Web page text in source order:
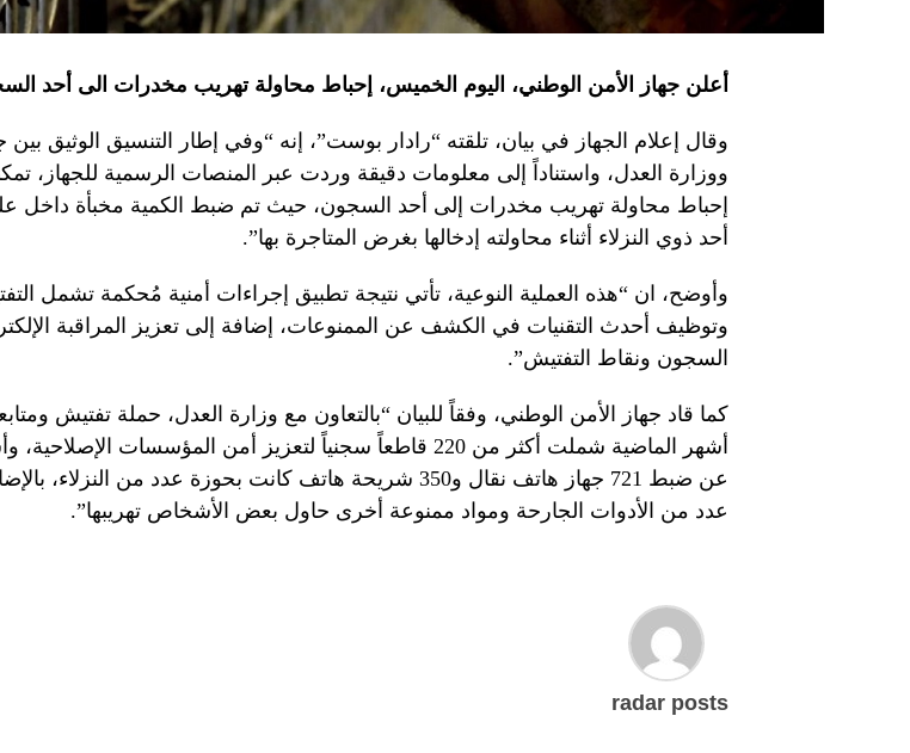
أعلن جهاز الأمن الوطني، اليوم الخميس، إحباط محاولة تهريب مخدرات الى أحد
وقال إعلام الجهاز في بيان، تلقته “رادار بوست”، إنه “وفي إطار التنسيق الوثيق بين
ووزارة العدل، واستناداً إلى معلومات دقيقة وردت عبر المنصات الرسمية للجهاز،
إحباط محاولة تهريب مخدرات إلى أحد السجون، حيث تم ضبط الكمية مخبأة داخل
أحد ذوي النزلاء أثناء محاولته إدخالها بغرض المتاجرة بها”.
وأوضح، ان “هذه العملية النوعية، تأتي نتيجة تطبيق إجراءات أمنية مُحكمة تشمل
وتوظيف أحدث التقنيات في الكشف عن الممنوعات، إضافة إلى تعزيز المراقبة
السجون ونقاط التفتيش”.
كما قاد جهاز الأمن الوطني، وفقاً للبيان “بالتعاون مع وزارة العدل، حملة تفتيش
أشهر الماضية شملت أكثر من 220 قاطعاً سجنياً لتعزيز أمن المؤسسات
عن ضبط 721 جهاز هاتف نقال و350 شريحة هاتف كانت بحوزة عدد من
عدد من الأدوات الجارحة ومواد ممنوعة أخرى حاول بعض الأشخاص تهريبها”.
radar posts